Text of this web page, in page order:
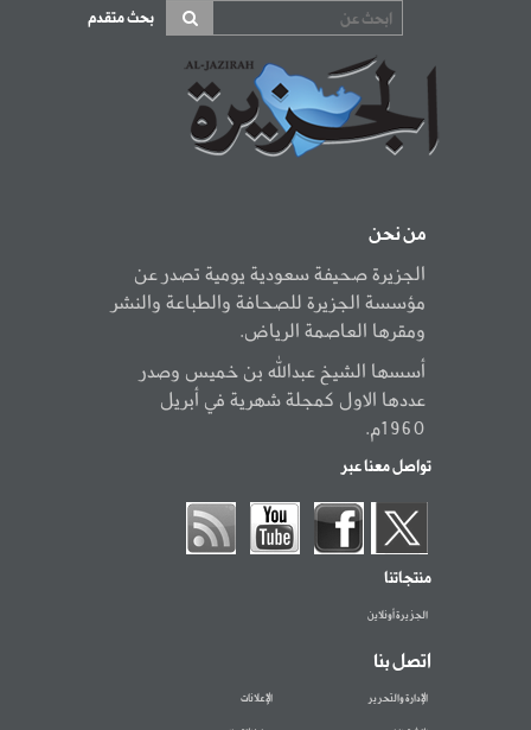
بحث متقدم
من نحن
الجزيرة صحيفة سعودية يومية تصدر عن
مؤسسة الجزيرة للصحافة والطباعة والنشر
ومقرها العاصمة الرياض.
أسسها الشيخ عبدالله بن خميس وصدر
عددها الاول كمجلة شهرية في أبريل
1960م.
تواصل معنا عبر
منتجاتنا
الجزيرة أونلاين
اتصل بنا
الإدارة والتحرير الإعلانات